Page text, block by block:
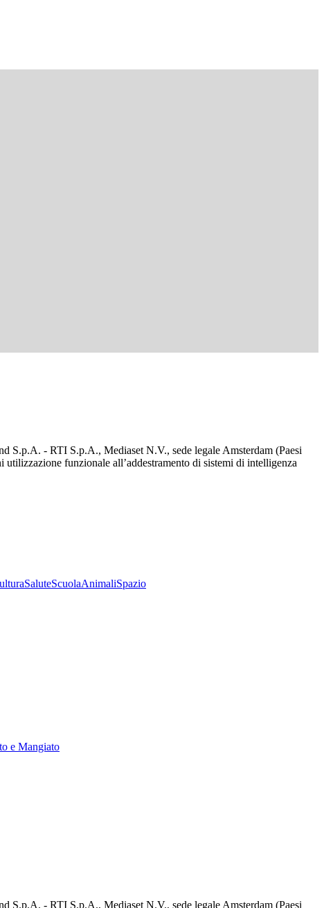
- RTI S.p.A., Mediaset N.V., sede legale Amsterdam (Paesi
funzionale all’addestramento di sistemi di intelligenza
SaluteScuolaAnimaliSpazio
e Mangiato
- RTI S.p.A., Mediaset N.V., sede legale Amsterdam (Paesi